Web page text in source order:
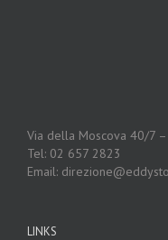
Via della Moscova 40/7
Tel: 02 657 2823
Email:
LINKS